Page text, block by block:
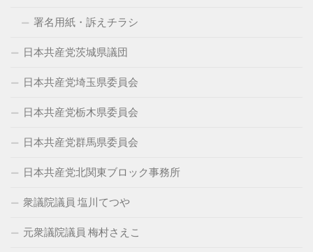
署名用紙・訴えチラシ
日本共産党茨城県議団
日本共産党埼玉県委員会
日本共産党栃木県委員会
日本共産党群馬県委員会
日本共産党北関東ブロック事務所
衆議院議員 塩川てつや
元衆議院議員 梅村さえこ